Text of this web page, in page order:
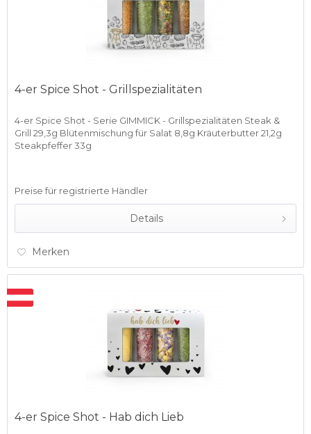
4-er Spice Shot - Grillspezialitäten
4-er Spice Shot - Serie GIMMICK - Grillspezialitäten Steak &
Grill 29,3g Blütenmischung für Salat 8,8g Kräuterbutter 21,2g
Steakpfeffer 33g
Preise für registrierte Händler
Details
Merken
4-er Spice Shot - Hab dich Lieb